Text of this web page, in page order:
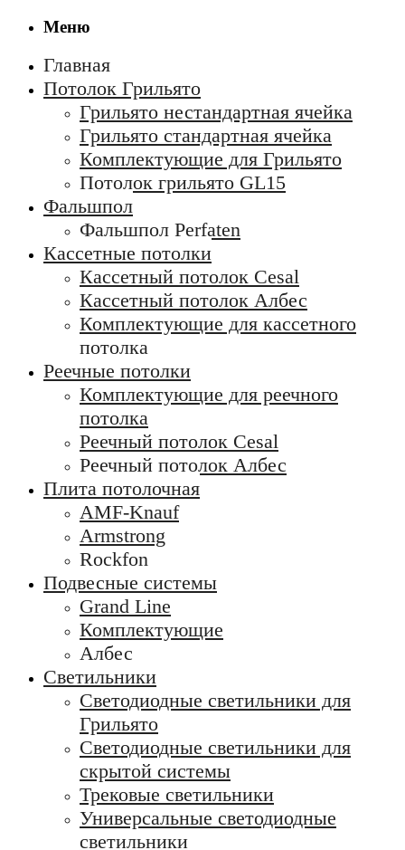
Меню
Главная
Потолок Грильято
Грильято нестандартная ячейка
Грильято стандартная ячейка
Комплектующие для Грильято
Потолок грильято GL15
Фальшпол
Фальшпол Perfaten
Кассетные потолки
Кассетный потолок Cesal
Кассетный потолок Албес
Комплектующие для кассетного
потолка
Реечные потолки
Комплектующие для реечного
потолка
Реечный потолок Cesal
Реечный потолок Албес
Плита потолочная
AMF-Knauf
Armstrong
Rockfon
Подвесные системы
Grand Line
Комплектующие
Албес
Светильники
Светодиодные светильники для
Грильято
Светодиодные светильники для
скрытой системы
Трековые светильники
Универсальные светодиодные
светильники